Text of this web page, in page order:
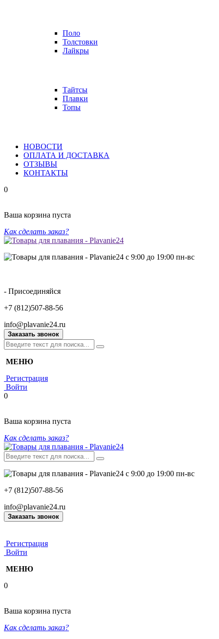
Поло
Толстовки
Лайкры
Тайтсы
Плавки
Топы
НОВОСТИ
ОПЛАТА И ДОСТАВКА
ОТЗЫВЫ
КОНТАКТЫ
0
Ваша корзина пуста
Как сделать заказ?
с 9:00 до 19:00 пн-вс
- Присоединяйся
+7 (812)507-88-56
info@plavanie24.ru
Заказать звонок
МЕНЮ
Регистрация
Войти
0
Ваша корзина пуста
Как сделать заказ?
с 9:00 до 19:00 пн-вс
+7 (812)507-88-56
info@plavanie24.ru
Заказать звонок
Регистрация
Войти
МЕНЮ
0
Ваша корзина пуста
Как сделать заказ?